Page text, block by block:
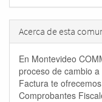
Acerca de esta
En Montevideo
proceso de cambio
Factura te
Comprobantes